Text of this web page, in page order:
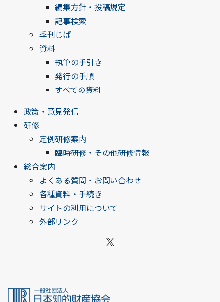
編集方針・投稿規定
記事検索
季刊じぱ
資料
執筆の手引き
発行の手順
すべての資料
政策・意見発信
研修
定例研修案内
臨時研修・その他研修情報
総合案内
よくある質問・お問い合わせ
各種資料・手続き
サイトの利用について
外部リンク
X